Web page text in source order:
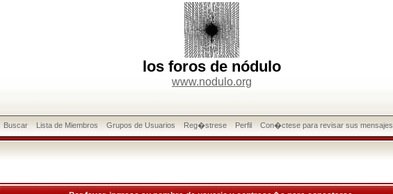
los foros de nódulo
www.nodulo.org
Buscar Lista de Miembros Grupos de Usuarios Reg�strese Perfil Con�ctese para revisar sus mensajes